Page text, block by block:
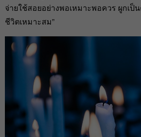
จ่ายใช้สอยอย่างพอเหมาะพอควร ผูกเป็น
ชีวิตเหมาะสม”